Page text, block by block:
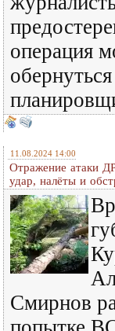
операция
11.08.2024 14:00
Отражение атаки
удар, налёты и
Смирнов